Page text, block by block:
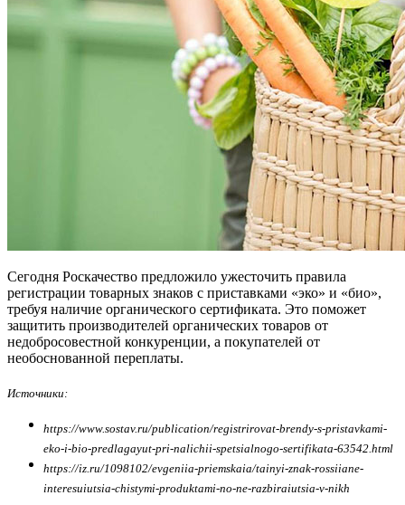
Сегодня Роскачество предложило ужесточить правила
регистрации товарных знаков с приставками «эко» и «био»,
требуя наличие органического сертификата. Это поможет
защитить производителей органических товаров от
недобросовестной конкуренции, а покупателей от
необоснованной переплаты.
Источники:
https://www.sostav.ru/publication/registrirovat-brendy-s-pristavkami-
eko-i-bio-predlagayut-pri-nalichii-spetsialnogo-sertifikata-63542.html
https://iz.ru/1098102/evgeniia-priemskaia/tainyi-znak-rossiiane-
interesuiutsia-chistymi-produktami-no-ne-razbiraiutsia-v-nikh